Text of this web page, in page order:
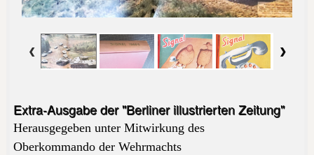
Extra-Ausgabe der "Berliner illustrierten Zeitung"
Herausgegeben unter Mitwirkung des
Oberkommando der Wehrmachts